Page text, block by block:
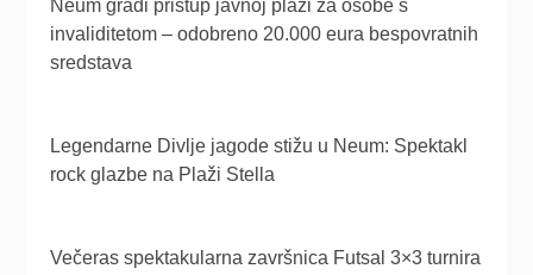
Neum gradi pristup javnoj plaži za osobe s
invaliditetom – odobreno 20.000 eura bespovratnih
sredstava
Legendarne Divlje jagode stižu u Neum: Spektakl
rock glazbe na Plaži Stella
Večeras spektakularna završnica Futsal 3×3 turnira